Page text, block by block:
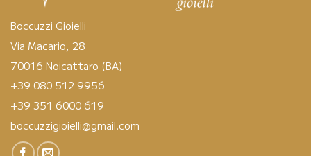
Boccuzzi Gioielli
Via Macario, 28
70016 Noicattaro (BA)
+39 080 512 9956
+39 351 6000 619
boccuzzigioielli@gmail.com